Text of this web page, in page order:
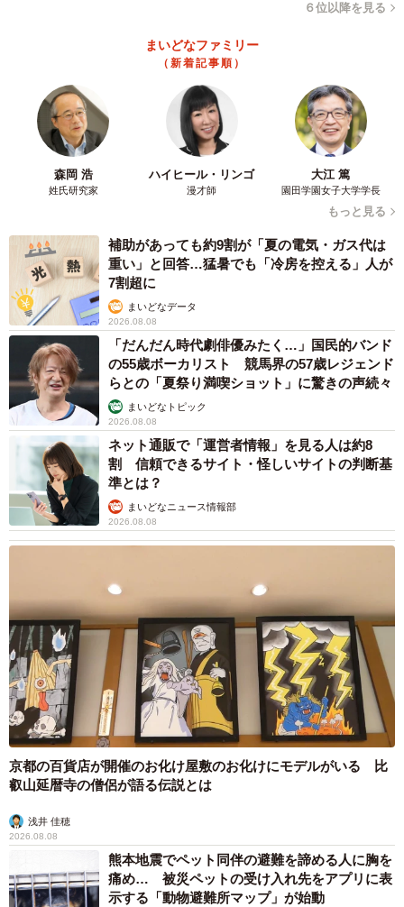
６位以降を見る
まいどなファミリー
（新着記事順）
森岡 浩
姓氏研究家
ハイヒール・リンゴ
漫才師
大江 篤
園田学園女子大学学長
もっと見る
補助があっても約9割が「夏の電気・ガス代は
重い」と回答…猛暑でも「冷房を控える」人が
7割超に
まいどなデータ
2026.08.08
「だんだん時代劇俳優みたく…」国民的バンド
の55歳ボーカリスト 競馬界の57歳レジェンド
らとの「夏祭り満喫ショット」に驚きの声続々
まいどなトピック
2026.08.08
ネット通販で「運営者情報」を見る人は約8
割 信頼できるサイト・怪しいサイトの判断基
準とは？
まいどなニュース情報部
2026.08.08
京都の百貨店が開催のお化け屋敷のお化けにモデルがいる 比
叡山延暦寺の僧侶が語る伝説とは
浅井 佳穂
2026.08.08
熊本地震でペット同伴の避難を諦める人に胸を
痛め… 被災ペットの受け入れ先をアプリに表
示する「動物避難所マップ」が始動